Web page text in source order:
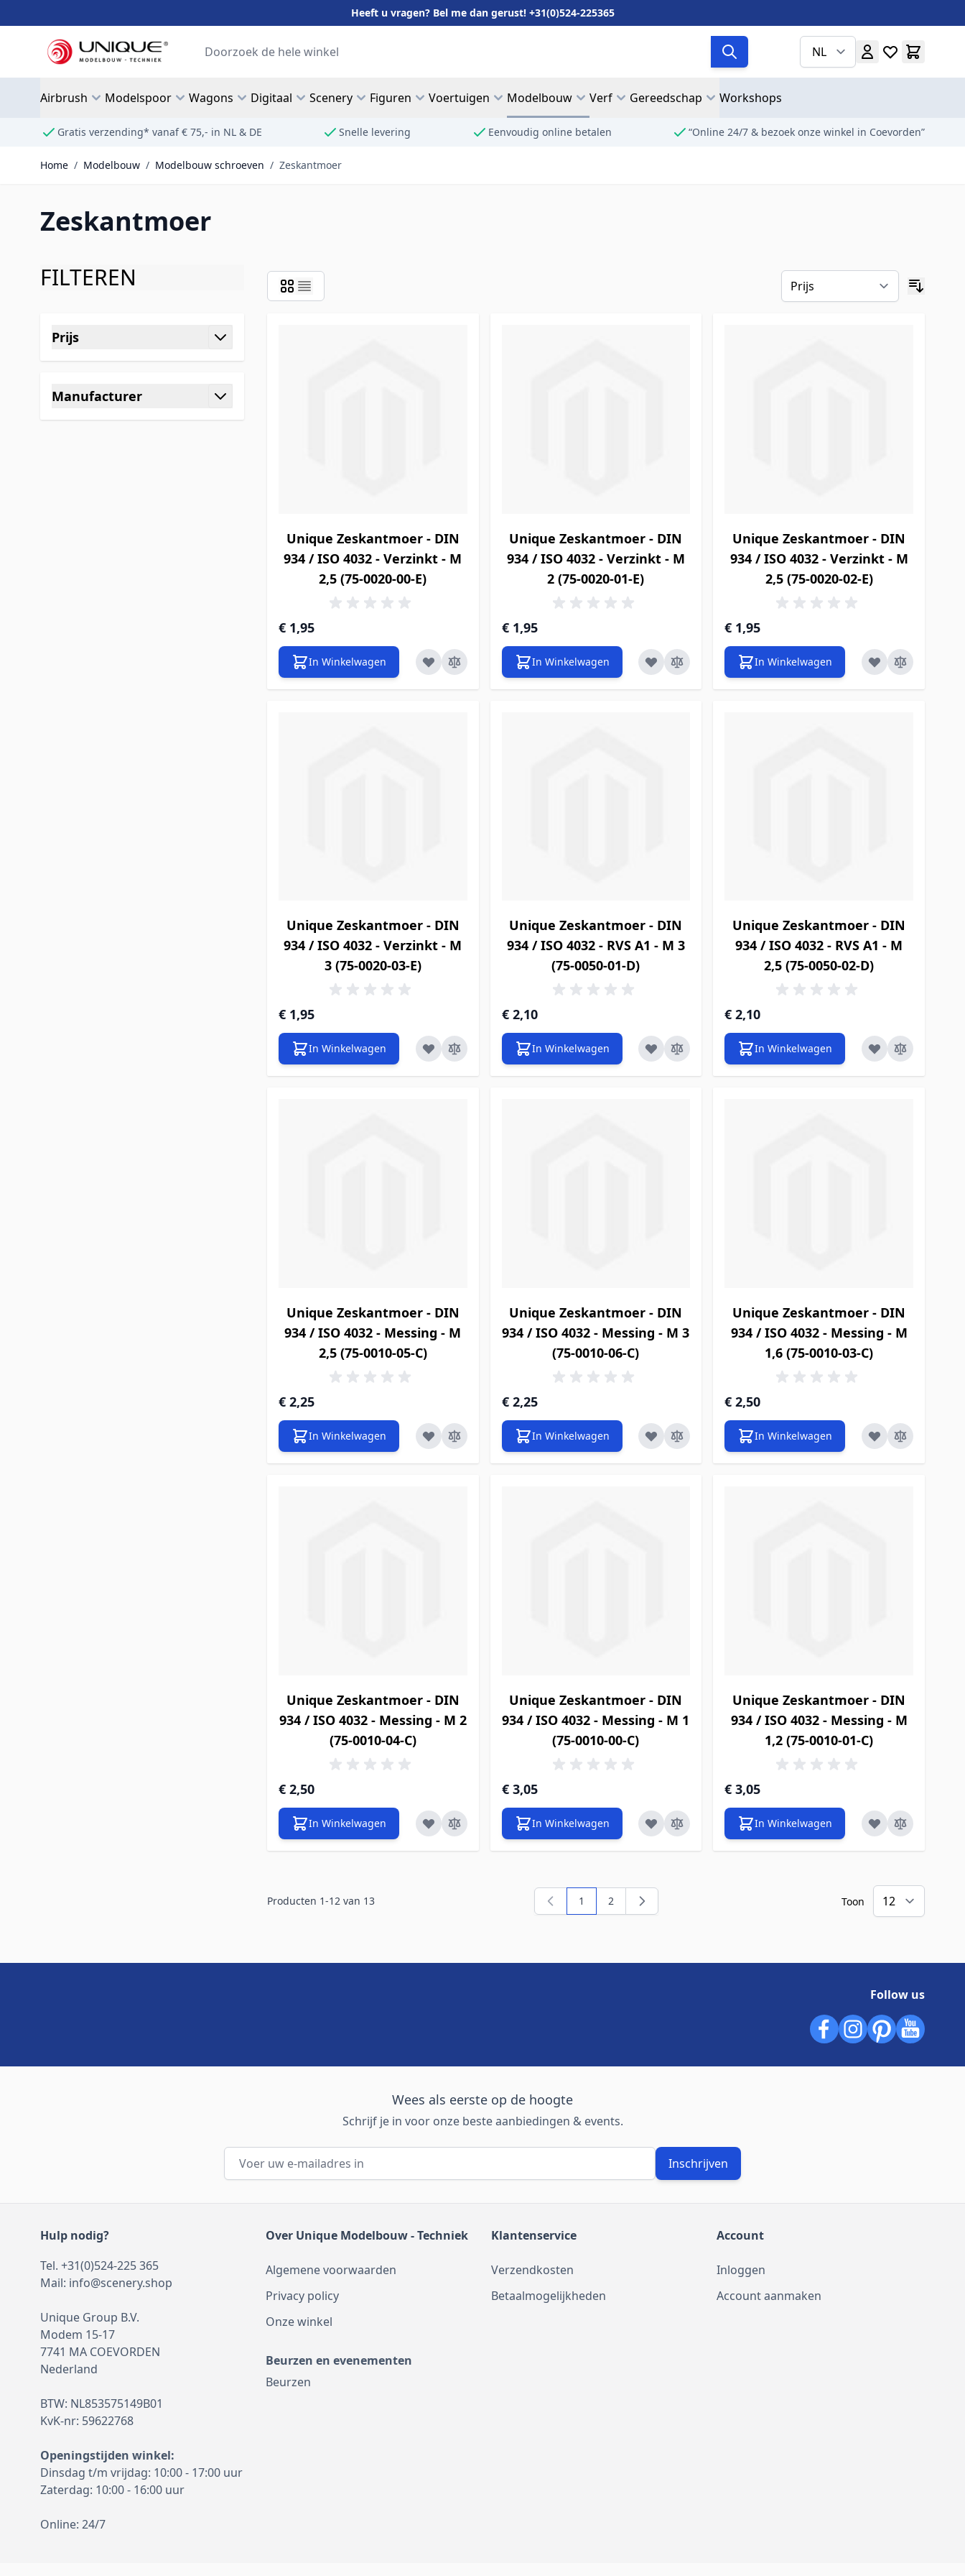
Heeft u vragen? Bel me dan gerust! +31(0)524-225365
NL
Search
Airbrush Modelspoor Wagons Digitaal Scenery Figuren Voertuigen Modelbouw Verf Gereedschap Workshops
Gratis verzending* vanaf € 75,- in NL & DE Snelle levering Eenvoudig online betalen “Online 24/7 & bezoek onze winkel in Coevorden”
Home / Modelbouw / Modelbouw schroeven / Zeskantmoer
Zeskantmoer
FILTEREN
Doorgaan naar productlijst
Prijs
filter
Manufacturer
filter
Unique Zeskantmoer - DIN
934 / ISO 4032 - Verzinkt - M
2,5 (75-0020-00-E)
€ 1,95
In Winkelwagen
Unique Zeskantmoer - DIN
934 / ISO 4032 - Verzinkt - M
2 (75-0020-01-E)
€ 1,95
In Winkelwagen
Unique Zeskantmoer - DIN
934 / ISO 4032 - Verzinkt - M
2,5 (75-0020-02-E)
€ 1,95
In Winkelwagen
Unique Zeskantmoer - DIN
934 / ISO 4032 - Verzinkt - M
3 (75-0020-03-E)
€ 1,95
In Winkelwagen
Unique Zeskantmoer - DIN
934 / ISO 4032 - RVS A1 - M 3
(75-0050-01-D)
€ 2,10
In Winkelwagen
Unique Zeskantmoer - DIN
934 / ISO 4032 - RVS A1 - M
2,5 (75-0050-02-D)
€ 2,10
In Winkelwagen
Unique Zeskantmoer - DIN
934 / ISO 4032 - Messing - M
2,5 (75-0010-05-C)
€ 2,25
In Winkelwagen
Unique Zeskantmoer - DIN
934 / ISO 4032 - Messing - M 3
(75-0010-06-C)
€ 2,25
In Winkelwagen
Unique Zeskantmoer - DIN
934 / ISO 4032 - Messing - M
1,6 (75-0010-03-C)
€ 2,50
In Winkelwagen
Unique Zeskantmoer - DIN
934 / ISO 4032 - Messing - M 2
(75-0010-04-C)
€ 2,50
In Winkelwagen
Unique Zeskantmoer - DIN
934 / ISO 4032 - Messing - M 1
(75-0010-00-C)
€ 3,05
In Winkelwagen
Unique Zeskantmoer - DIN
934 / ISO 4032 - Messing - M
1,2 (75-0010-01-C)
€ 3,05
In Winkelwagen
Producten 1-12 van 13 U lees momenteel pagina
1 Pagina
2 Toon
Follow us
Wees als eerste op de hoogte
Schrijf je in voor onze beste aanbiedingen & events.
E-mailadres
Inschrijven
Hulp nodig?
Tel. +31(0)524-225 365
Mail: info@scenery.shop
Unique Group B.V.
Modem 15-17
7741 MA COEVORDEN
Nederland
BTW: NL853575149B01
KvK-nr: 59622768
Openingstijden winkel:
Dinsdag t/m vrijdag: 10:00 - 17:00 uur
Zaterdag: 10:00 - 16:00 uur
Online: 24/7
Over Unique Modelbouw - Techniek
Algemene voorwaarden
Privacy policy
Onze winkel
Beurzen en evenementen
Beurzen
Klantenservice
Verzendkosten
Betaalmogelijkheden
Account
Inloggen
Account aanmaken